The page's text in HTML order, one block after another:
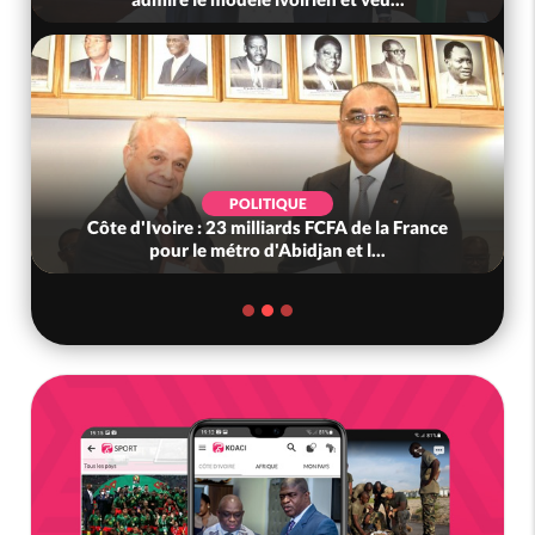
POLITIQUE
Côte d'Ivoire : 23 milliards FCFA de la France
pour le métro d'Abidjan et l...